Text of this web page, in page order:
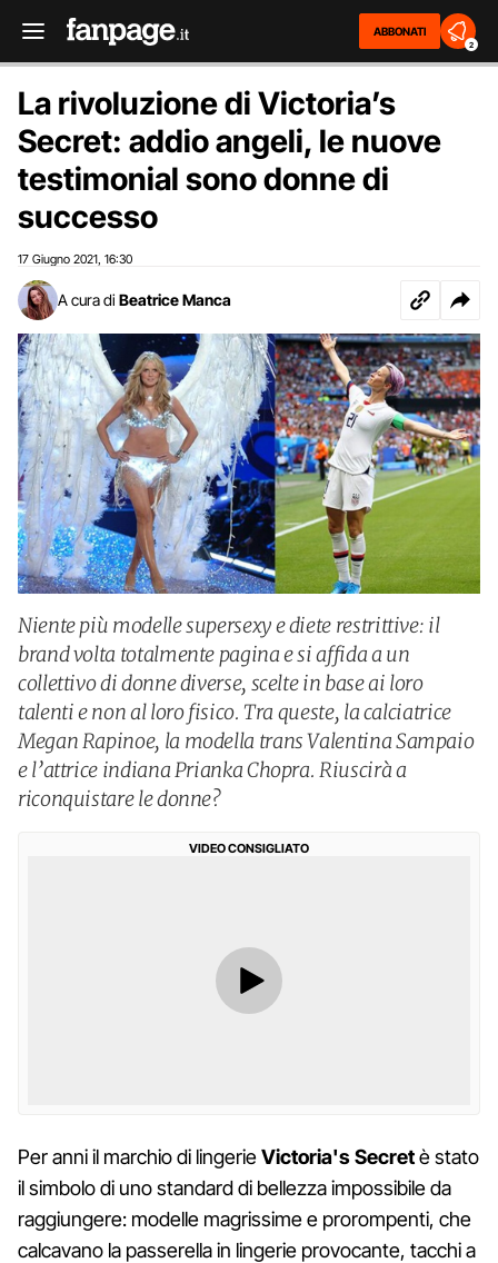
ABBONATI
2
La rivoluzione di Victoria’s
Secret: addio angeli, le nuove
testimonial sono donne di
successo
17 Giugno 2021 16:30
A cura di Beatrice Manca
Niente più modelle supersexy e diete restrittive: il
brand volta totalmente pagina e si affida a un
collettivo di donne diverse, scelte in base ai loro
talenti e non al loro fisico. Tra queste, la calciatrice
Megan Rapinoe, la modella trans Valentina Sampaio
e l’attrice indiana Prianka Chopra. Riuscirà a
riconquistare le donne?
VIDEO CONSIGLIATO
Per anni il marchio di lingerieVictoria's Secretè stato
il simbolo di uno standard di bellezza impossibile da
raggiungere: modelle magrissime e prorompenti, che
calcavano la passerella in lingerie provocante, tacchi a